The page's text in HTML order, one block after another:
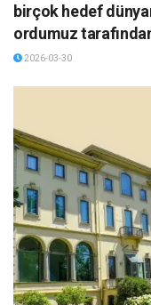
birçok hedef
ordumuz
2026-03-30